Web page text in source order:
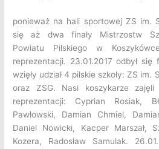
ponieważ na hali sportowej ZS im.
się aż dwa finały Mistrzostw
Powiatu Pilskiego w
reprezentacji. 23.01.2017 odbył się
wzięły udział 4 pilskie szkoły: ZS
oraz ZSG. Nasi koszykarze zajęli
reprezentacji: Cyprian Rosiak,
Pawłowski, Damian Chmiel,
Daniel Nowicki, Kacper Marszał,
Kozera, Radosław Samulak.